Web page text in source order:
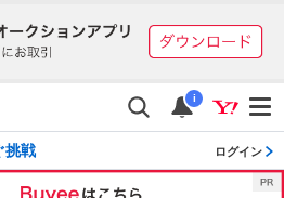
i
挑戦 ログイン